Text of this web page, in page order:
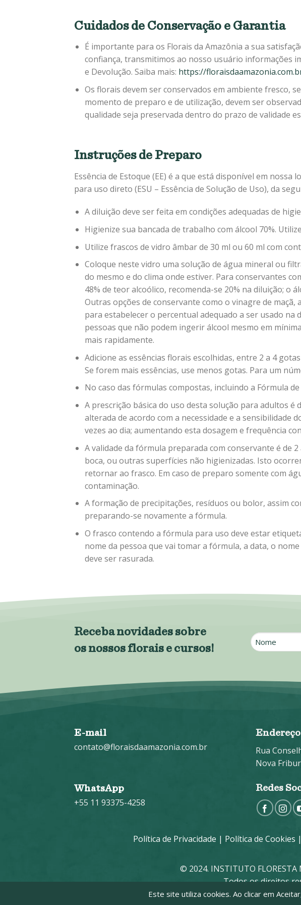
Cuidados de Conservação e Garantia
É importante para os Florais da Amazônia a sua
confiança, transmitimos ao nosso usuário informações
e Devolução. Saiba mais: https://
Os florais devem ser conservados em ambiente fresco,
momento de preparo e de utilização, devem ser
qualidade seja preservada dentro do prazo de validade
Instruções de Preparo
Essência de Estoque (EE) é a que está disponível em
para uso direto (ESU – Essência de Solução de Uso), da
A diluição deve ser feita em condições adequadas de
Higienize sua bancada de trabalho com álcool 70%.
Utilize frascos de vidro âmbar de 30 ml ou 60 ml com
Coloque neste vidro uma solução de água mineral ou
do mesmo e do clima onde estiver. Para conservantes
48% de teor alcoólico, recomenda-se 20% na diluição; o
Outras opções de conservante como o vinagre de
para estabelecer o percentual adequado a ser usado
pessoas que não podem ingerir álcool mesmo em
mais rapidamente.
Adicione as essências florais escolhidas, entre 2 a 4
Se forem mais essências, use menos gotas. Para um
No caso das fórmulas compostas, incluindo a Fórmula
A prescrição básica do uso desta solução para adultos
alterada de acordo com a necessidade e a sensibilidade
vezes ao dia; aumentando esta dosagem e frequência
A validade da fórmula preparada com conservante é de
boca, ou outras superfícies não higienizadas. Isto
retornar ao frasco. Em caso de preparo somente com
contaminação.
A formação de precipitações, resíduos ou bolor, assim
preparando-se novamente a fórmula.
O frasco contendo a fórmula para uso deve estar
nome da pessoa que vai tomar a fórmula, a data, o
deve ser rasurada.
Receba novidades sobre
os nossos florais e cursos!
Nome
E-mail
contato@floraisdaamazonia.com.br
WhatsApp
+55 11 93375-4258
Endereço
Rua
Nova
Redes
Política de Privacidade | Política de Cookies |
© 2024. INSTITUTO FLORESTA
Todos os direitos
Este site utiliza cookies. Ao clicar em